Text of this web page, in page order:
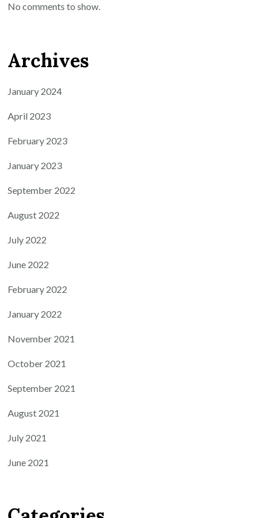
No comments to show.
Archives
January 2024
April 2023
February 2023
January 2023
September 2022
August 2022
July 2022
June 2022
February 2022
January 2022
November 2021
October 2021
September 2021
August 2021
July 2021
June 2021